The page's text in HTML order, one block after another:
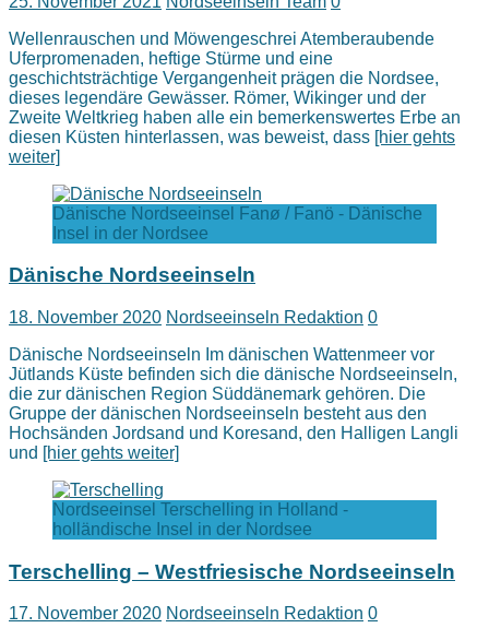
Wellenrauschen und Möwengeschrei Atemberaubende
Uferpromenaden, heftige Stürme und eine
geschichtsträchtige Vergangenheit prägen die Nordsee,
dieses legendäre Gewässer. Römer, Wikinger und der
Zweite Weltkrieg haben alle ein bemerkenswertes Erbe an
diesen Küsten hinterlassen, was beweist, dass [hier gehts
weiter]
Dänische Nordseeinsel Fanø / Fanö - Dänische
Insel in der Nordsee
Dänische Nordseeinseln
18. November 2020 Nordseeinseln Redaktion 0
Dänische Nordseeinseln Im dänischen Wattenmeer vor
Jütlands Küste befinden sich die dänische Nordseeinseln,
die zur dänischen Region Süddänemark gehören. Die
Gruppe der dänischen Nordseeinseln besteht aus den
Hochsänden Jordsand und Koresand, den Halligen Langli
und [hier gehts weiter]
Nordseeinsel Terschelling in Holland -
holländische Insel in der Nordsee
Terschelling – Westfriesische Nordseeinseln
17. November 2020 Nordseeinseln Redaktion 0